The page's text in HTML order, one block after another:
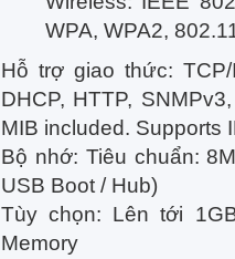
WPA, WPA2,
Hỗ trợ giao thức: TCP/
DHCP, HTTP,
MIB included. Supports
Bộ nhớ: Tiêu chuẩn:
USB Boot / Hub)
Tùy chọn: Lên tới
Memory